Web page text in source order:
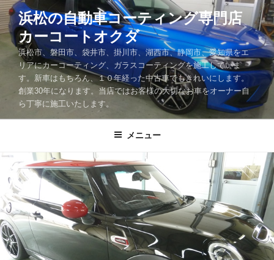
コ
ン
テ
浜松の自動車コーティング専門店
カーコートオクダ
浜松市、磐田市、袋井市、掛川市、湖西市、静岡市、愛知県をエ
リアにカーコーティング、ガラスコーティングを施工していま
す。新車はもちろん、１０年経った中古車でもきれいにします。
創業30年になります。当店ではお客様の大切なお車をオーナー自
ら丁寧に施工いたします。
メニュー